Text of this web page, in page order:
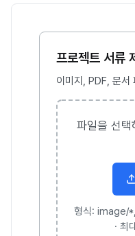
프로젝트 서류
이미지, PDF, 문서
파일을 선택
형식: image/
· 최